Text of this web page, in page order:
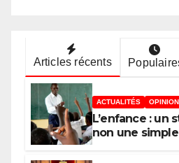
Articles récents
ACTUALITÉS
L’enfance : un
non une